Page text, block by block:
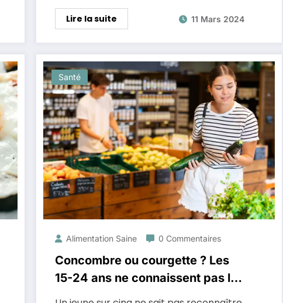
Lire la suite 11 Mars 2024
Santé
Alimentation Saine 0 Commentaires
Concombre ou courgette ? Les
15-24 ans ne connaissent pas la
différence